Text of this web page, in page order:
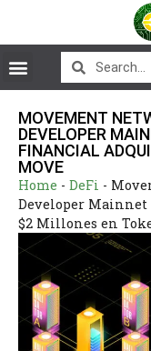
MOVEMENT
DEVELOPER
FINANCIAL
MOVE
Home - DeFi -
Developer
$2 Millones en